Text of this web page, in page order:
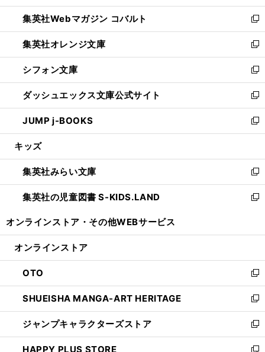
開
く
ウ
で
開
く
ン
ド
ウ
で
開
く
ウ
ィ
ン
ド
ウ
で
開
く
集英社Webマガジン コバルト
新
し
い
ウ
ィ
ン
ド
ウ
で
開
集英社オレンジ文庫
新
し
い
ウ
ィ
ン
ド
ウ
開
く
シフォン文庫
新
し
い
ウ
ィ
ン
ウ
で
開
く
ダッシュエックス文庫公式サイト
新
し
い
ウ
ン
ド
ウ
で
JUMP j-BOOKS
新
し
ウ
ィ
ン
ド
開
キッズ
集英社みらい文庫
新
し
い
ン
ウ
で
開
く
集英社の児童図書 S-KIDS.LAND
新
ウ
ン
ド
ウ
で
開
く
オンラインストア・ その他WEBサービス
オンラインストア
OTO
新
し
い
ウ
ィ
ン
SHUEISHA MANGA-ART HERITAGE
新
し
い
ウ
ジャンプキャラクターズストア
新
し
HAPPY PLUS STORE